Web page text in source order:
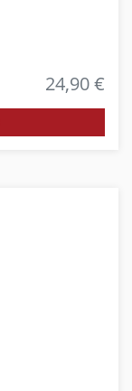
24,90 €